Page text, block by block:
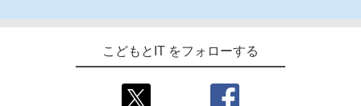
こどもとIT をフォローする